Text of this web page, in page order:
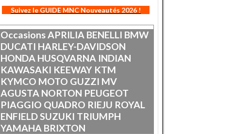
Suivez le GUIDE MNC Nouveautés 2026 !
OccasionsAPRILIA BENELLI BMW
DUCATI HARLEY-DAVIDSON
HONDA HUSQVARNA INDIAN
KAWASAKI KEEWAY KTM
KYMCO MOTO GUZZI MV
AGUSTA NORTON PEUGEOT
PIAGGIO QUADRO RIEJU ROYAL
ENFIELDSUZUKI TRIUMPH
YAMAHA BRIXTON